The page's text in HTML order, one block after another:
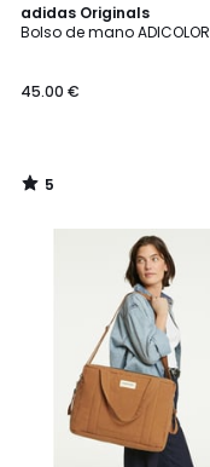
adidas Originals
Bolso de mano ADICOLOR
45.00 €
5
/
5
/